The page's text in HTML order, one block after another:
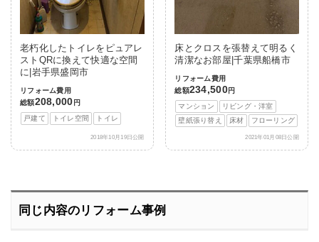
老朽化したトイレをピュアレ
ストQRに換えて快適な空間
に|岩手県盛岡市
リフォーム費用
総額208,000 円
戸建て
トイレ空間 トイレ
2018年10月19日公開
床とクロスを張替えて明るく
清潔なお部屋|千葉県船橋市
リフォーム費用
総額234,500円
マンション
リビング・洋室
壁紙張り替え
床材 フローリング
2021年01月08日公開
同じ内容のリフォーム事例